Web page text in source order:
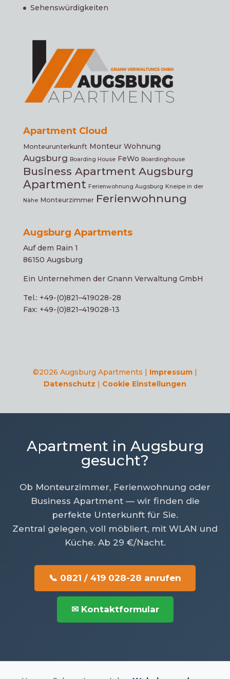
Sehenswürdigkeiten
Apartment Cloud
Monteurunterkunft Monteur Wohnung
Augsburg Boarding House FeWo Boardinghouse
Business Apartment Augsburg
Apartment Ferienwohnung Augsburg Kneipe in der
Nähe Monteurzimmer Ferienwohnung
Augsburg Apartments
Auf dem Rain 1
86150 Augsburg
Ein Unter­neh­men der Gnann Verwaltung GmbH
Tel.: +49-(0)821–419028-28
Fax: +49-(0)821–419028-13
©2026 Augsburg Apartments | Impressum|
Datenschutz | Cookie Einstellungen
Apartment in Augsburg
gesucht?
Ob Monteurzimmer, Ferienwohnung oder
Business Apartment — wir finden die
perfekte Unterkunft für Sie.
Zentral gelegen, voll möbliert, mit WLAN und
Küche. Ab 29 €/Nacht.
📞 0821 / 419 028-28 anrufen
✉ Kontaktformular